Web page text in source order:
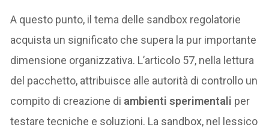
A questo punto, il tema delle sandbox regolatorie
acquista un significato che supera la pur importante
dimensione organizzativa. L’articolo 57, nella lettura
del pacchetto, attribuisce alle autorità di controllo un
compito di creazione di ambienti sperimentali per
testare tecniche e soluzioni. La sandbox, nel lessico